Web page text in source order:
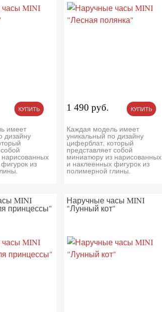
КУПИТЬ
имеет
дизайну
из
1 490 руб. КУПИТЬ
Каждая модель имеет
уникальный по дизайну
циферблат, который
представляет собой
миниатюру из нарисованных
и наклеенных фигурок из
полимерной глины.
MINI
принцессы"
Наручные часы MINI
"Лунный кот"